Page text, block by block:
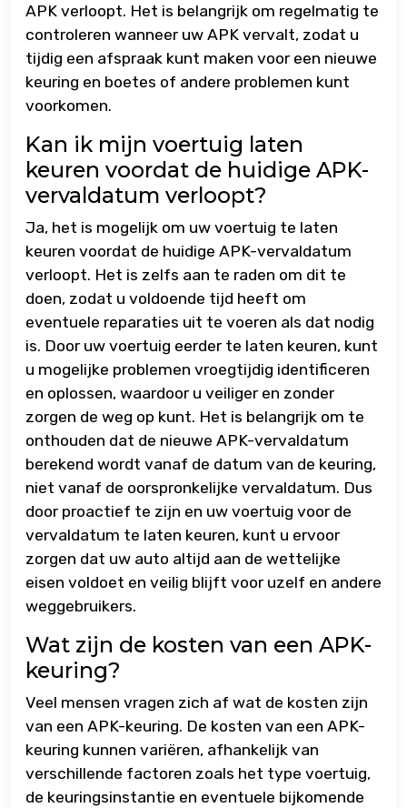
APK verloopt. Het is belangrijk om regelmatig te
controleren wanneer uw APK vervalt, zodat u
tijdig een afspraak kunt maken voor een nieuwe
keuring en boetes of andere problemen kunt
voorkomen.
Kan ik mijn voertuig laten
keuren voordat de huidige APK-
vervaldatum verloopt?
Ja, het is mogelijk om uw voertuig te laten
keuren voordat de huidige APK-vervaldatum
verloopt. Het is zelfs aan te raden om dit te
doen, zodat u voldoende tijd heeft om
eventuele reparaties uit te voeren als dat nodig
is. Door uw voertuig eerder te laten keuren, kunt
u mogelijke problemen vroegtijdig identificeren
en oplossen, waardoor u veiliger en zonder
zorgen de weg op kunt. Het is belangrijk om te
onthouden dat de nieuwe APK-vervaldatum
berekend wordt vanaf de datum van de keuring,
niet vanaf de oorspronkelijke vervaldatum. Dus
door proactief te zijn en uw voertuig voor de
vervaldatum te laten keuren, kunt u ervoor
zorgen dat uw auto altijd aan de wettelijke
eisen voldoet en veilig blijft voor uzelf en andere
weggebruikers.
Wat zijn de kosten van een APK-
keuring?
Veel mensen vragen zich af wat de kosten zijn
van een APK-keuring. De kosten van een APK-
keuring kunnen variëren, afhankelijk van
verschillende factoren zoals het type voertuig,
de keuringsinstantie en eventuele bijkomende